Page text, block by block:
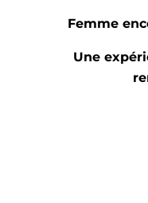
Femme
Une